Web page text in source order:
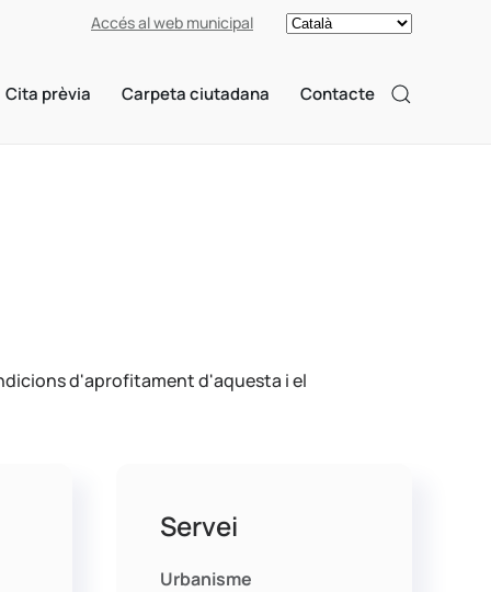
Accés al web municipal
Cita prèvia Carpeta ciutadana Contacte
d'aprofitament d'aquesta i el
Servei
Urbanisme